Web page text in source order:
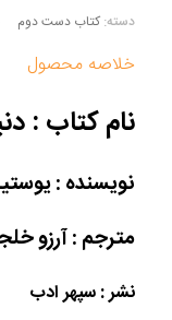
دسته: کتاب دست دوم
خلاصه محصول
نام کتاب :
نویسنده :
مترجم : آرزو
نشر : سپهر ادب